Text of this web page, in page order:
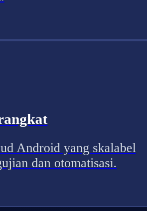
Android yang skalabel
dan otomatisasi.